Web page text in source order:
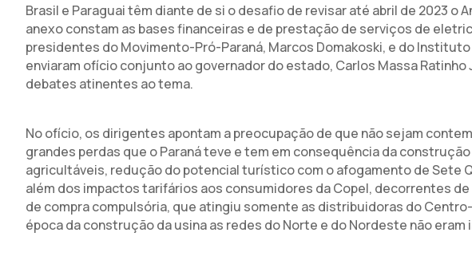
Brasil e Paraguai têm diante de si o desafio de revisar até abril de 2023 o
anexo constam as bases financeiras e de prestação de serviços de
presidentes do Movimento-Pró-Paraná, Marcos Domakoski, e do Instituto
enviaram ofício conjunto ao governador do estado, Carlos Massa Ratinho
debates atinentes ao tema.
No ofício, os dirigentes apontam a preocupação de que não sejam
grandes perdas que o Paraná teve e tem em consequência da
agricultáveis, redução do potencial turístico com o afogamento de Sete
além dos impactos tarifários aos consumidores da Copel, decorrentes
de compra compulsória, que atingiu somente as distribuidoras do
época da construção da usina as redes do Norte e do Nordeste não